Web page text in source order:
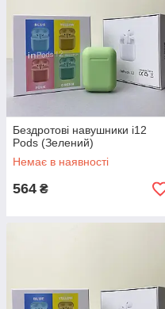
Бездротові навушники i12
Pods (Зелений)
Немає в наявності
564 ₴